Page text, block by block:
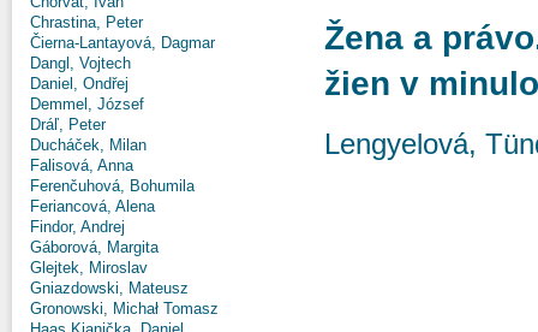
Chrastina, Peter
Čierna-Lantayová, Dagmar
Dangl, Vojtech
Daniel, Ondřej
Demmel, József
Dráľ, Peter
Ducháček, Milan
Falisová, Anna
Ferenčuhová, Bohumila
Feriancová, Alena
Findor, Andrej
Gáborová, Margita
Glejtek, Miroslav
Gniazdowski, Mateusz
Gronowski, Michał Tomasz
Žena a
žien v
Lengyelová,